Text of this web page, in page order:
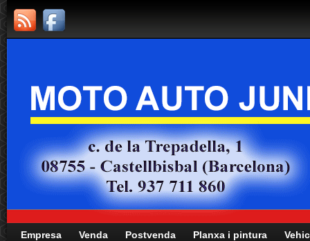
Empresa Venda Postvenda Planxa i pintura